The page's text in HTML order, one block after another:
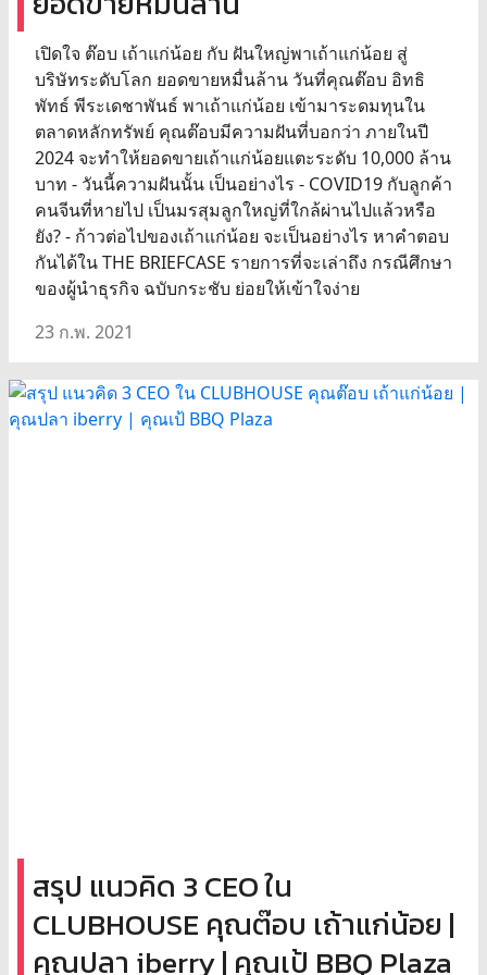
เปิดใจ ต๊อบ เถ้าแก่น้อย กับ ฝันใหญ่พาเถ้าแก่น้อย สู่
บริษัทระดับโลก ยอดขายหมื่นล้าน วันที่คุณต๊อบ อิทธิ
พัทธ์ พีระเดชาพันธ์​ พาเถ้าแก่น้อย เข้ามาระดมทุนใน
ตลาดหลักทรัพย์ ​คุณต๊อบมีความฝันที่บอกว่า ภายในปี
2024 จะทำให้ยอดขายเถ้าแก่น้อยแตะระดับ 10,000 ล้าน
บาท - วันนี้ความฝันนั้น เป็นอย่างไร - COVID19 กับลูกค้า
คนจีนที่หายไป เป็นมรสุมลูกใหญ่ที่ใกล้ผ่านไปแล้วหรือ
ยัง? - ก้าวต่อไปของเถ้าแก่น้อย จะเป็นอย่างไร หาคำตอบ
กันได้ใน THE BRIEFCASE รายการที่จะเล่าถึง กรณีศึกษา
ของผู้นำธุรกิจ ฉบับกระชับ ย่อยให้เข้าใจง่าย
23 ก.พ. 2021
สรุป แนวคิด 3 CEO ใน
CLUBHOUSE คุณต๊อบ เถ้าแก่น้อย |
คุณปลา iberry | คุณเป้ BBQ Plaza